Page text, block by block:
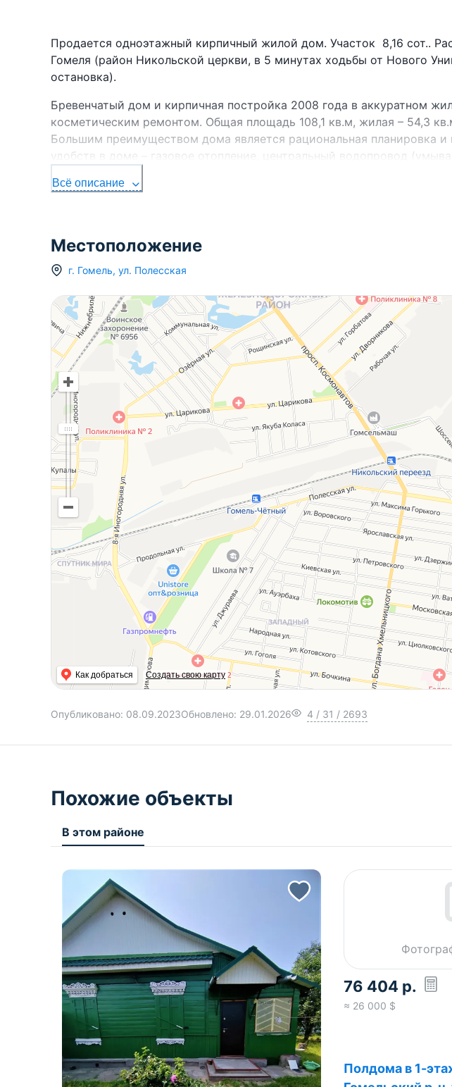
Продается одноэтажный кирпичный жилой дом. Участок 8,16 сот..
Гомеля (район Никольской церкви, в 5 минутах ходьбы от Нового
остановка).
Бревенчатый дом и кирпичная постройка 2008 года в аккуратном
косметическим ремонтом. Общая площадь 108,1 кв.м, жилая – 54,3
Большим преимуществом дома является рациональная планировка
удобств в доме – газовое отопление, центральный водопровод
линолеум. Санузел на улице. Участок ровный, ухоженный, по
недвижимости? Поможем Вам осуществить продажу Вашего объекта,
данного варианта.
Звоните, показ в удобное для Вас время.
Договор на оказание риэлтерских услуг №302/1 от 06.09.2023 года,
недвижимости”, УНП 491323159 г. Гомель, ул. Крестьянская, 32-2,
юстиции Республики Беларусь на осуществление риэлтерской
10.06.2016 – риэлтерские услуги.
Работаем с банковскими кредитами, консультации и помощь в
актуальная информация).
Всё описание
Местоположение
г. Гомель, ул. Полесская
Как добраться Создать свою карту
Опубликовано: 08.09.2023Обновлено: 29.01.2026 4 / 31 / 2693
Похожие объекты
В этом районе
76 404 р.
≈ 26 000 $
Полдома в 1-